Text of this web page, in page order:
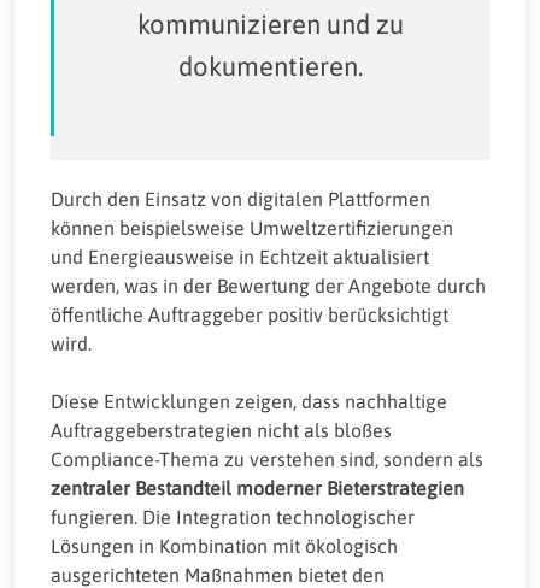
kommunizieren und zu
dokumentieren.
Durch den Einsatz von digitalen Plattformen
können beispielsweise Umweltzertifizierungen
und Energieausweise in Echtzeit aktualisiert
werden, was in der Bewertung der Angebote durch
öffentliche Auftraggeber positiv berücksichtigt
wird.
Diese Entwicklungen zeigen, dass nachhaltige
Auftraggeberstrategien nicht als bloßes
Compliance-Thema zu verstehen sind, sondern als
zentraler Bestandteil moderner Bieterstrategien
fungieren. Die Integration technologischer
Lösungen in Kombination mit ökologisch
ausgerichteten Maßnahmen bietet den